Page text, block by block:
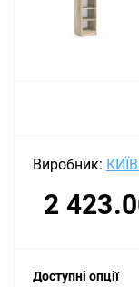
Виробник:
2
Доступні опції